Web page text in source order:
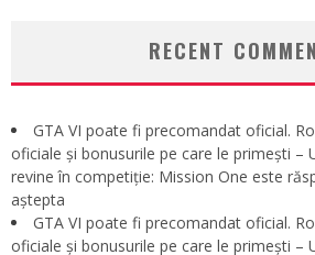
RECENT
GTA VI poate fi precomandat oficial.
oficiale și bonusurile pe care le primești –
revine în competiție: Mission One este
aștepta
GTA VI poate fi precomandat oficial.
oficiale și bonusurile pe care le primești –